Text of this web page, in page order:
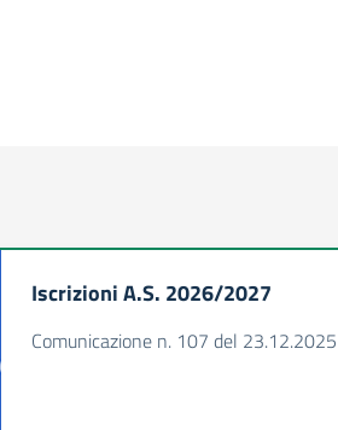
Iscrizioni A.S. 2026/2027
Comunicazione n. 107 del 23.12.2025